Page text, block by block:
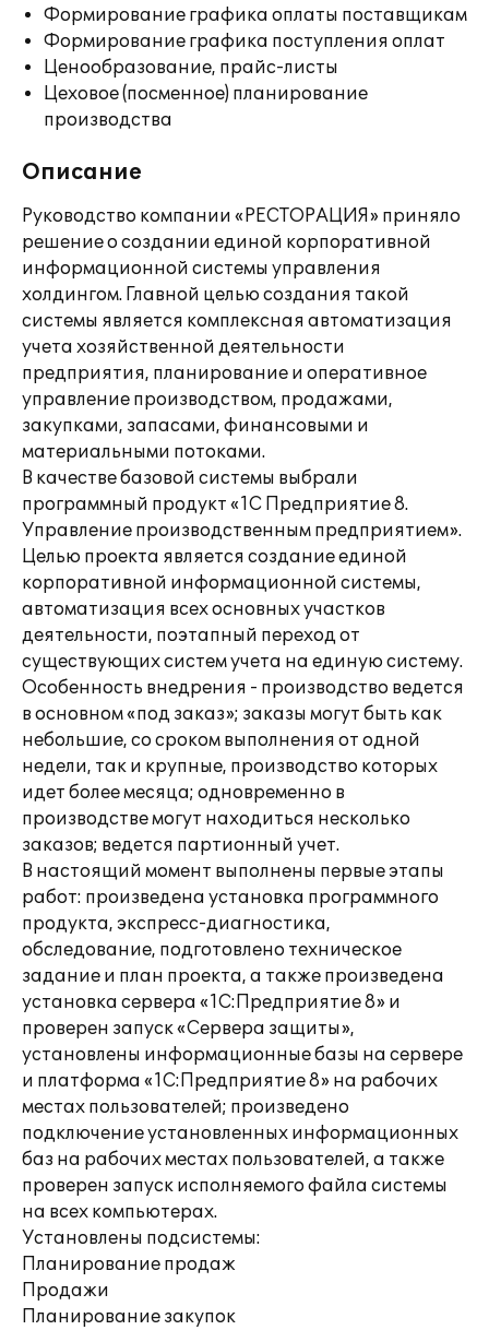
Формирование графика оплаты поставщикам
Формирование графика поступления оплат
Ценообразование, прайс-листы
Цеховое (посменное) планирование
производства
Описание
Руководство компании «РЕСТОРАЦИЯ» приняло
решение о создании единой корпоративной
информационной системы управления
холдингом. Главной целью создания такой
системы является комплексная автоматизация
учета хозяйственной деятельности
предприятия, планирование и оперативное
управление производством, продажами,
закупками, запасами, финансовыми и
материальными потоками.
В качестве базовой системы выбрали
программный продукт «1С Предприятие 8.
Управление производственным предприятием».
Целью проекта является создание единой
корпоративной информационной системы,
автоматизация всех основных участков
деятельности, поэтапный переход от
существующих систем учета на единую систему.
Особенность внедрения - производство ведется
в основном «под заказ»; заказы могут быть как
небольшие, со сроком выполнения от одной
недели, так и крупные, производство которых
идет более месяца; одновременно в
производстве могут находиться несколько
заказов; ведется партионный учет.
В настоящий момент выполнены первые этапы
работ: произведена установка программного
продукта, экспресс-диагностика,
обследование, подготовлено техническое
задание и план проекта, а также произведена
установка сервера «1С:Предприятие 8» и
проверен запуск «Сервера защиты»,
установлены информационные базы на сервере
и платформа «1С:Предприятие 8» на рабочих
местах пользователей; произведено
подключение установленных информационных
баз на рабочих местах пользователей, а также
проверен запуск исполняемого файла системы
на всех компьютерах.
Установлены подсистемы:
Планирование продаж
Продажи
Планирование закупок